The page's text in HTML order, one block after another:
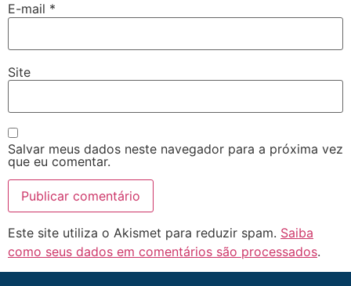
E-mail *
Site
Salvar meus dados neste navegador para a próxima vez
que eu comentar.
Este site utiliza o Akismet para reduzir spam. Saiba
como seus dados em comentários são processados.